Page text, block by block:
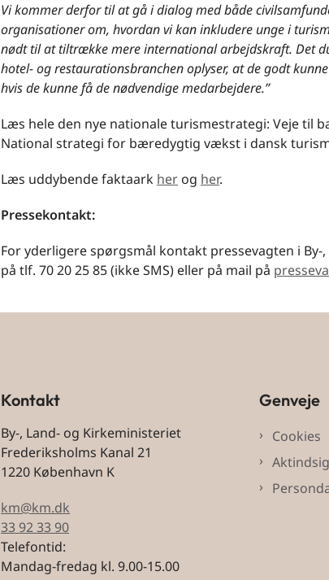
Vi kommer derfor til at gå i dialog med både
organisationer om, hvordan vi kan inkludere unge i
nødt til at tiltrække mere international arbejdskraft. Det
hotel- og restaurationsbranchen oplyser, at de godt
hvis de kunne få de nødvendige medarbejdere.”
Læs hele den nye nationale turismestrategi: Veje til
National strategi for bæredygtig vækst i dansk
Læs uddybende faktaark her og her.
Pressekontakt:
For yderligere spørgsmål kontakt pressevagten i
på tlf. 70 20 25 85 (ikke SMS) eller på mail på
Kontakt
By-, Land- og Kirkeministeriet
Frederiksholms Kanal 21
1220 København K
km@km.dk
33 92 33 90
Telefontid:
Mandag-fredag kl. 9.00-15.00
Genveje
Cookies